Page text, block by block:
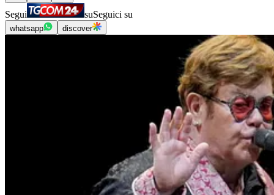
Segui suSeguici su
whatsapp discover